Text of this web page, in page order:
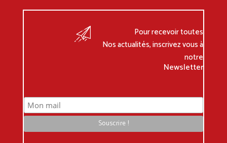
Pour recevoir toutes
Nos actualités, inscrivez vous à
notre
Newsletter